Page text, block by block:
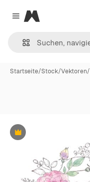
Close menu
Magnific
Startseite/Stock/Vektoren/
Premium